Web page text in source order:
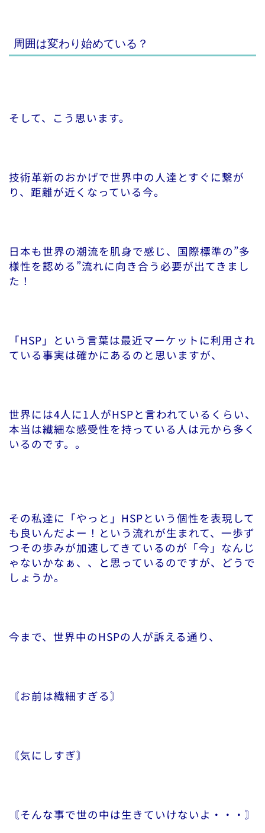
周囲は変わり始めている？
そして、こう思います。
技術革新のおかげで世界中の人達とすぐに繋が
り、距離が近くなっている今。
日本も世界の潮流を肌身で感じ、国際標準の”多
様性を認める”流れに向き合う必要が出てきまし
た！
「HSP」という言葉は最近マーケットに利用され
ている事実は確かにあるのと思いますが、
世界には4人に1人がHSPと言われているくらい、
本当は繊細な感受性を持っている人は元から多く
いるのです。。
その私達に「やっと」HSPという個性を表現して
も良いんだよー！という流れが生まれて、一歩ず
つその歩みが加速してきているのが「今」なんじ
ゃないかなぁ、、と思っているのですが、どうで
しょうか。
今まで、世界中のHSPの人が訴える通り、
〘お前は繊細すぎる〙
〘気にしすぎ〙
〘そんな事で世の中は生きていけないよ・・・〙